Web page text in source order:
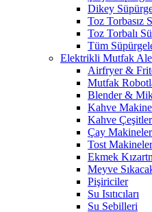
Dikey
Toz Torbasız
Toz Torbalı
Tüm
Elektrikli Mutfak
Airfryer &
Mutfak
Blender &
Kahve
Kahve
Çay
Tost
Ekmek
Meyve
Pişiriciler
Su Isıtıcıları
Su Sebilleri